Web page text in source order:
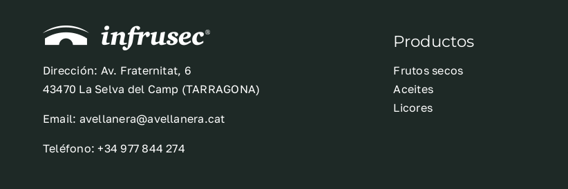
Dirección: Av. Fraternitat, 6
43470 La Selva del Camp (TARRAGONA)
Email: avellanera@avellanera.cat
Teléfono: +34 977 844 274
Productos
Frutos secos
Aceites
Licores